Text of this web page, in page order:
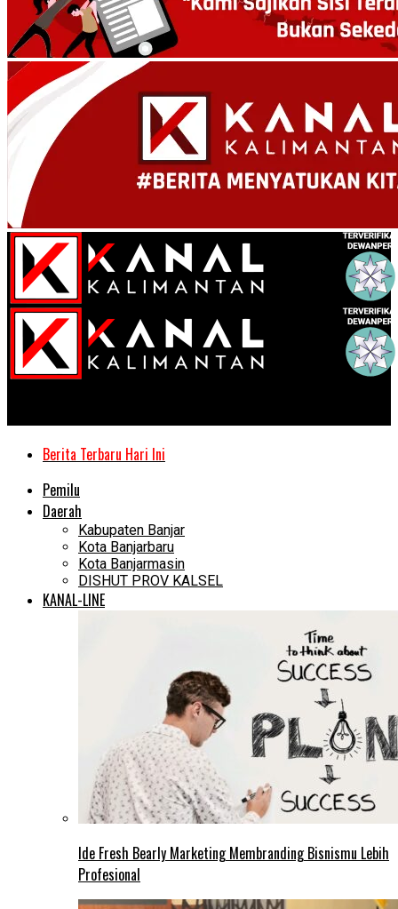
Berita Terbaru Hari Ini
Pemilu
Daerah
Kabupaten Banjar
Kota Banjarbaru
Kota Banjarmasin
DISHUT PROV KALSEL
KANAL-LINE
Ide Fresh Bearly Marketing Membranding Bisnismu Lebih
Profesional